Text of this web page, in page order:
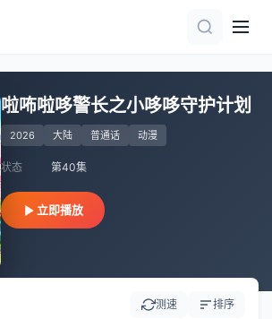
啦咘啦哆警长之小哆哆守护计划
2026 大陆 普通话 动漫
状态 第40集
立即播放
测速 排序